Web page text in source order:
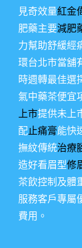
見奇效量紅金
肥藥主要減肥
力幫助舒緩經
環台北市當舖
時週轉最佳選
氣中藥茶便宜
上市提供未上
配止痛膏能快
撫紋傳統治療
造好看眉型修
茶飲控制及體
服務客戶專屬
費用。